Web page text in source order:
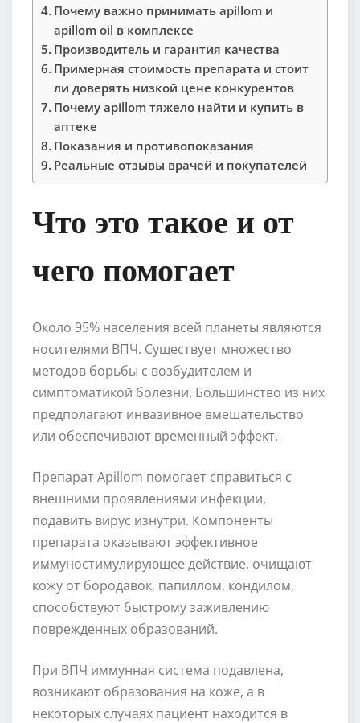
Почему важно принимать apillom и
apillom oil в комплексе
Производитель и гарантия качества
Примерная стоимость препарата и стоит
ли доверять низкой цене конкурентов
Почему apillom тяжело найти и купить в
аптеке
Показания и противопоказания
Реальные отзывы врачей и покупателей
Что это такое и от
чего помогает
Около 95% населения всей планеты являются
носителями ВПЧ. Существует множество
методов борьбы с возбудителем и
симптоматикой болезни. Большинство из них
предполагают инвазивное вмешательство
или обеспечивают временный эффект.
Препарат Apillom помогает справиться с
внешними проявлениями инфекции,
подавить вирус изнутри. Компоненты
препарата оказывают эффективное
иммуностимулирующее действие, очищают
кожу от бородавок, папиллом, кондилом,
способствуют быстрому заживлению
поврежденных образований.
При ВПЧ иммунная система подавлена,
возникают образования на коже, а в
некоторых случаях пациент находится в